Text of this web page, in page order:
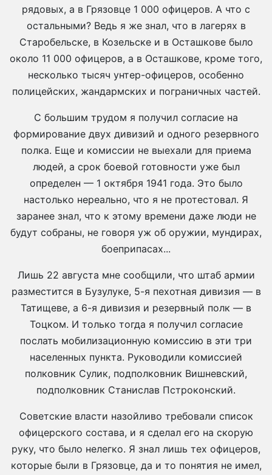
рядовых, а в Грязовце 1 000 офицеров. А что с
остальными? Ведь я же знал, что в лагерях в
Старобельске, в Козельске и в Осташкове было
около 11 000 офицеров, а в Осташкове, кроме того,
несколько тысяч унтер-офицеров, особенно
полицейских, жандармских и пограничных частей.
С большим трудом я получил согласие на
формирование двух дивизий и одного резервного
полка. Еще и комиссии не выехали для приема
людей, а срок боевой готовности уже был
определен — 1 октября 1941 года. Это было
настолько нереально, что я не протестовал. Я
заранее знал, что к этому времени даже люди не
будут собраны, не говоря уж об оружии, мундирах,
боеприпасах...
Лишь 22 августа мне сообщили, что штаб армии
разместится в Бузулуке, 5-я пехотная дивизия — в
Татищеве, а 6-я дивизия и резервный полк — в
Тоцком. И только тогда я получил согласие
послать мобилизационную комиссию в эти три
населенных пункта. Руководили комиссией
полковник Сулик, подполковник Вишневский,
подполковник Станислав Пстроконский.
Советские власти назойливо требовали список
офицерского состава, и я сделал его на скорую
руку, что было нелегко. Я знал лишь тех офицеров,
которые были в Грязовце, да и то понятия не имел,